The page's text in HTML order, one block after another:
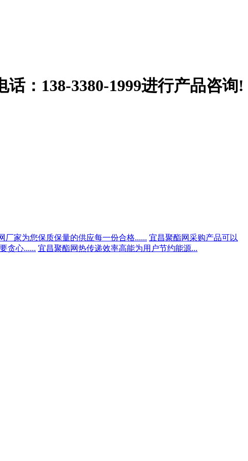
话：138-3380-1999进行产品咨询!
厂家为您保质保量的供应每一份合格...... 宜昌聚酯网采购产品可以
贪心...... 宜昌聚酯网热传递效率高能为用户节约能源...